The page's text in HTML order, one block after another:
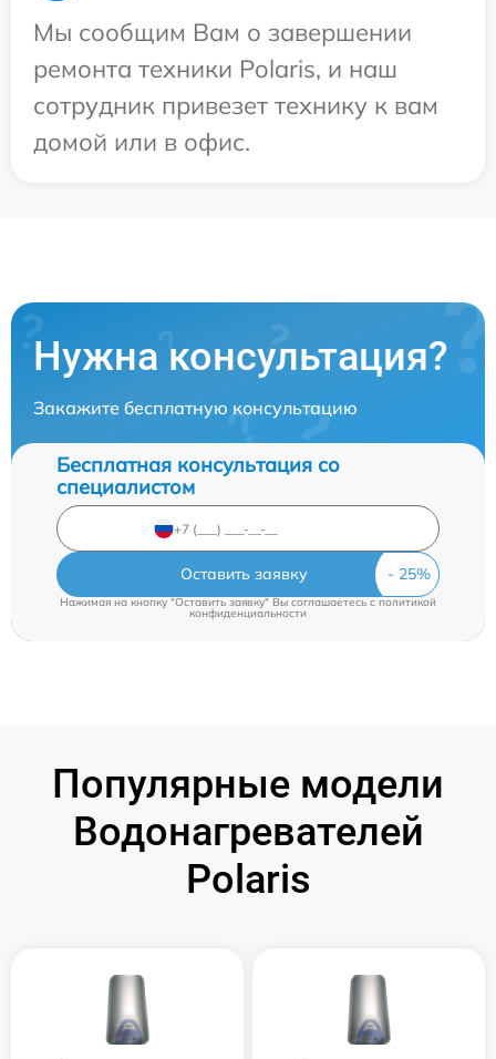
Мы сообщим Вам о завершении
ремонта техники Polaris, и наш
сотрудник привезет технику к вам
домой или в офис.
Нужна консультация?
Закажите бесплатную консультацию
Бесплатная консультация со
специалистом
Оставить заявку
Нажимая на кнопку "Оставить заявку" Вы соглашаетесь cполитикой
конфиденциальности
Популярные модели
Водонагревателей
Polaris